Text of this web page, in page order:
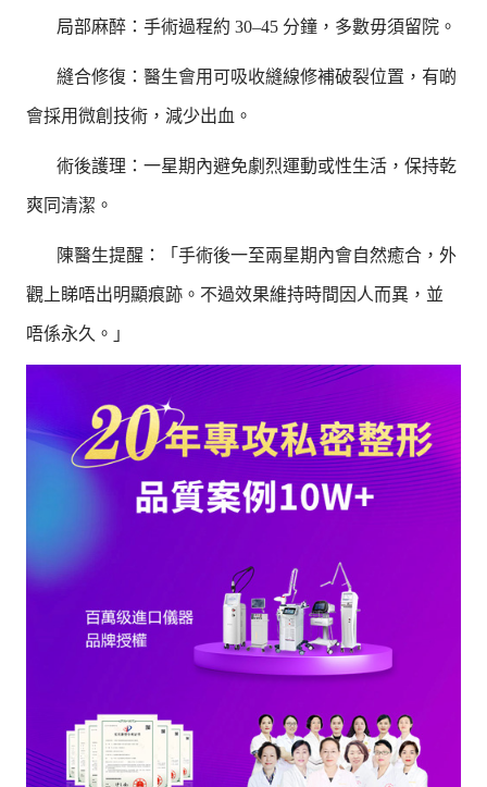
局部麻醉：手術過程約 30–45 分鐘，多數毋須留院。
縫合修復：醫生會用可吸收縫線修補破裂位置，有啲
會採用微創技術，減少出血。
術後護理：一星期內避免劇烈運動或性生活，保持乾
爽同清潔。
陳醫生提醒：「手術後一至兩星期內會自然癒合，外
觀上睇唔出明顯痕跡。不過效果維持時間因人而異，並
唔係永久。」